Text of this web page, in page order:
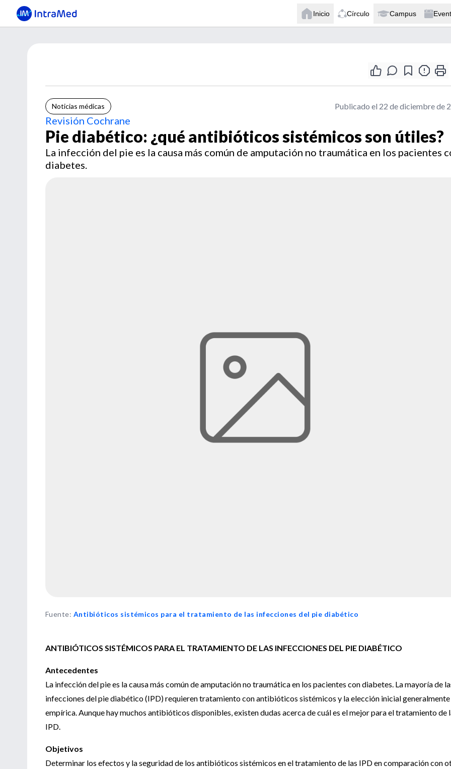
Inicio Círculo Campus
Noticias médicas Publicado el 22 de diciembre de
Revisión Cochrane
Pie diabético: ¿qué antibióticos sistémicos son útiles?
La infección del pie es la causa más común de amputación no traumática en los pacientes
diabetes.
Fuente: Antibióticos sistémicos para el tratamiento de las infecciones del pie diabético
ANTIBIÓTICOS SISTÉMICOS PARA EL TRATAMIENTO DE LAS INFECCIONES DEL PIE DIABÉTICO
Antecedentes
La infección del pie es la causa más común de amputación no traumática en los pacientes con diabetes. La mayoría de
infecciones del pie diabético (IPD) requieren tratamiento con antibióticos sistémicos y la elección inicial generalmente
empírica. Aunque hay muchos antibióticos disponibles, existen dudas acerca de cuál es el mejor para el tratamiento de
IPD.
Objetivos
Determinar los efectos y la seguridad de los antibióticos sistémicos en el tratamiento de las IPD en comparación con